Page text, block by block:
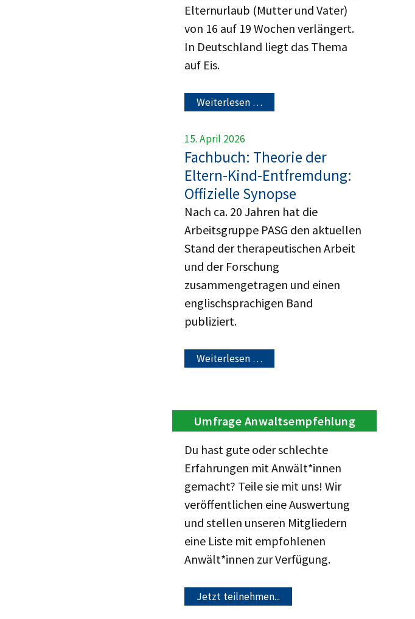
Elternurlaub (Mutter und Vater)
von 16 auf 19 Wochen verlängert.
In Deutschland liegt das Thema
auf Eis.
Weiterlesen …
15. April 2026
Fachbuch: Theorie der
Eltern-Kind-Entfremdung:
Offizielle Synopse
Nach ca. 20 Jahren hat die
Arbeitsgruppe PASG den aktuellen
Stand der therapeutischen Arbeit
und der Forschung
zusammengetragen und einen
englischsprachigen Band
publiziert.
Weiterlesen …
Umfrage Anwaltsempfehlung
Du hast gute oder schlechte
Erfahrungen mit Anwält*innen
gemacht? Teile sie mit uns! Wir
veröffentlichen eine Auswertung
und stellen unseren Mitgliedern
eine Liste mit empfohlenen
Anwält*innen zur Verfügung.
Jetzt teilnehmen...